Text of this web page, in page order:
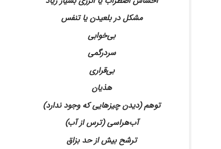
مشکل در بلعیدن یا تنفس
بی‌خوابی
سردرگمی
بی‌قراری
هذیان
توهم (دیدن چیزهایی که وجود ندارد)
آب‌هراسی (ترس از آب)
ترشح بیش از حد بزاق